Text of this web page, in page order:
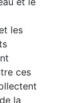
les
ces
la